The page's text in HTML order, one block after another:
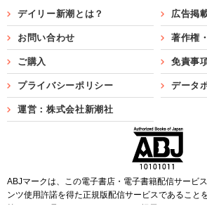
デイリー新潮とは？ 広告掲
お問い合わせ 著作権
ご購入 免責事
プライバシーポリシー データ
運営：株式会社新潮社
ABJマークは、この電子書店・電子書籍配信サービ
ンツ使用許諾を得た正規版配信サービスであること
第6091713号）です。ABJマークを掲示しているサー